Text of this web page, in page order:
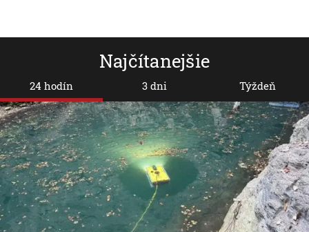
Najčítanejšie
24 hodín 3 dni Týždeň